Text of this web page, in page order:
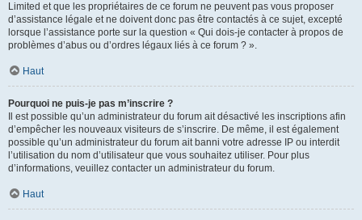
Limited et que les propriétaires de ce forum ne peuvent pas vous proposer
d’assistance légale et ne doivent donc pas être contactés à ce sujet, excepté
lorsque l’assistance porte sur la question « Qui dois-je contacter à propos de
problèmes d’abus ou d’ordres légaux liés à ce forum ? ».
Haut
Pourquoi ne puis-je pas m’inscrire ?
Il est possible qu’un administrateur du forum ait désactivé les inscriptions afin
d’empêcher les nouveaux visiteurs de s’inscrire. De même, il est également
possible qu’un administrateur du forum ait banni votre adresse IP ou interdit
l’utilisation du nom d’utilisateur que vous souhaitez utiliser. Pour plus
d’informations, veuillez contacter un administrateur du forum.
Haut